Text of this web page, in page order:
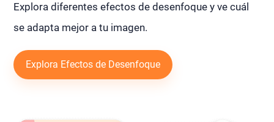
Explora diferentes efectos de desenfoque y ve cuál
se adapta mejor a tu imagen.
Explora Efectos de Desenfoque